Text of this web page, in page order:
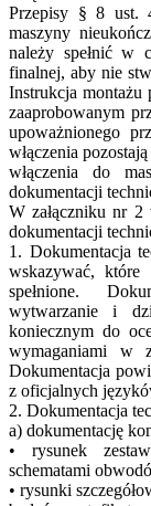
Przepisy § 8 ust.
maszyny
należy spełnić w
finalnej, aby nie
Instrukcja
zaaprobowanym
upoważnionego
włączenia
włączenia do
dokumentacji
W załączniku nr
dokumentacji
1. Dokumentacja
wskazywać, które
spełnione.
wytwarzanie i
koniecznym do
wymaganiami w
Dokumentacja
z oficjalnych
2. Dokumentacja
a) dokumentację
• rysunek
schematami
• rysunki